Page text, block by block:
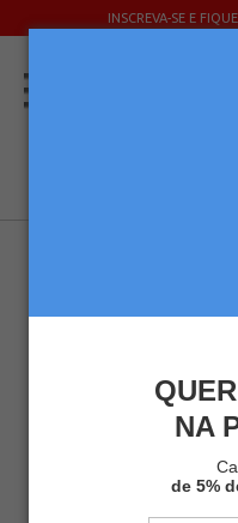
NA
de 5%
INSCREVA-SE E